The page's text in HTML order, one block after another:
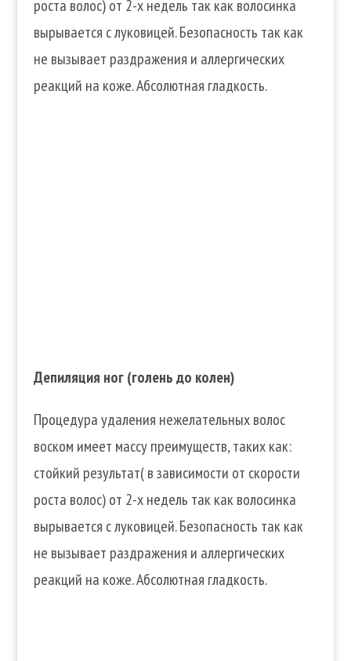
роста волос) от 2-х недель так как волосинка
вырывается с луковицей. Безопасность так как
не вызывает раздражения и аллергических
реакций на коже. Абсолютная гладкость.
Депиляция ног (голень до колен)
Процедура удаления нежелательных волос
воском имеет массу преимуществ, таких как:
стойкий результат( в зависимости от скорости
роста волос) от 2-х недель так как волосинка
вырывается с луковицей. Безопасность так как
не вызывает раздражения и аллергических
реакций на коже. Абсолютная гладкость.